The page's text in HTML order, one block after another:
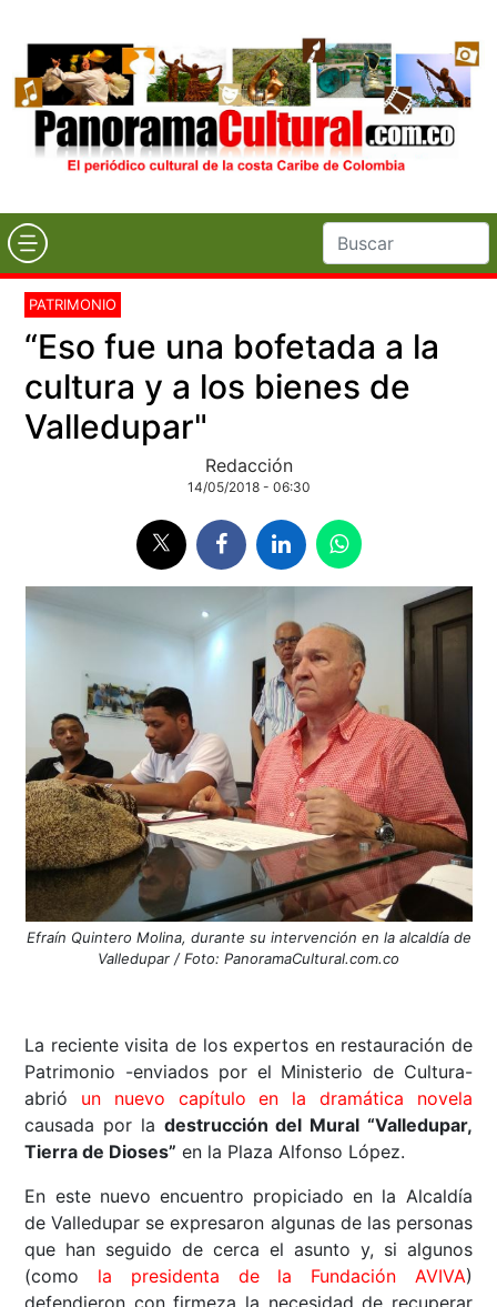
PATRIMONIO
“Eso fue una bofetada a la
cultura y a los bienes de
Valledupar"
Redacción
14/05/2018 - 06:30
Efraín Quintero Molina, durante su intervención en la alcaldía de
Valledupar / Foto: PanoramaCultural.com.co
La reciente visita de los expertos en restauración de
Patrimonio -enviados por el Ministerio de Cultura-
abrió un nuevo capítulo en la dramática novela
causada por la destrucción del Mural “Valledupar,
Tierra de Dioses” en la Plaza Alfonso López.
En este nuevo encuentro propiciado en la Alcaldía
de Valledupar se expresaron algunas de las personas
que han seguido de cerca el asunto y, si algunos
(como la presidenta de la Fundación AVIVA)
defendieron con firmeza la necesidad de recuperar